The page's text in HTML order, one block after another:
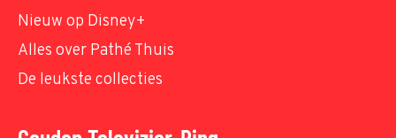
Nieuw op Disney+
Alles over Pathé Thuis
De leukste collecties